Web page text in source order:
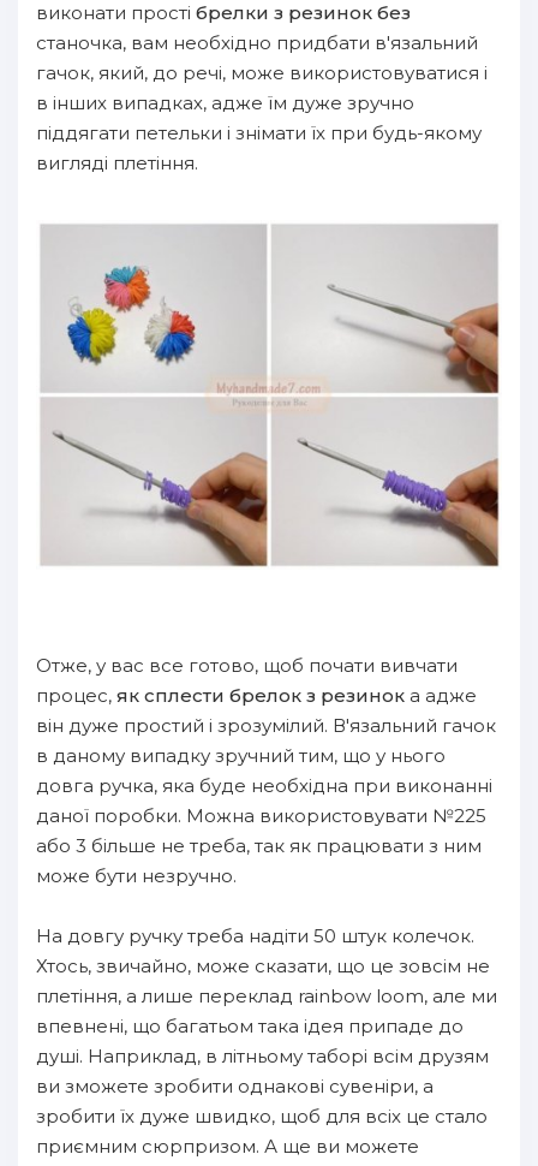
виконати прості брелки з резинок без
станочка, вам необхідно придбати в'язальний
гачок, який, до речі, може використовуватися і
в інших випадках, адже їм дуже зручно
піддягати петельки і знімати їх при будь-якому
вигляді плетіння.
Отже, у вас все готово, щоб почати вивчати
процес, як сплести брелок з резинок а адже
він дуже простий і зрозумілий. В'язальний гачок
в даному випадку зручний тим, що у нього
довга ручка, яка буде необхідна при виконанні
даної поробки. Можна використовувати №225
або 3 більше не треба, так як працювати з ним
може бути незручно.
На довгу ручку треба надіти 50 штук колечок.
Хтось, звичайно, може сказати, що це зовсім не
плетіння, а лише переклад rainbow loom, але ми
впевнені, що багатьом така ідея припаде до
душі. Наприклад, в літньому таборі всім друзям
ви зможете зробити однакові сувеніри, а
зробити їх дуже швидко, щоб для всіх це стало
приємним сюрпризом. А ще ви можете